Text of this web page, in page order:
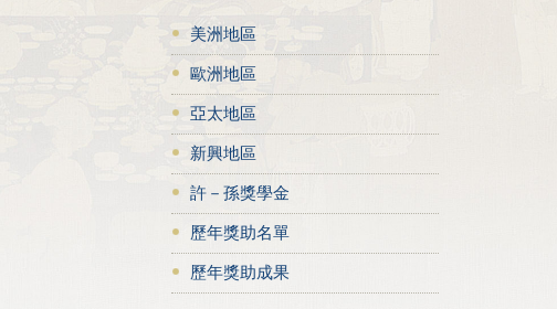
美洲地區
歐洲地區
亞太地區
新興地區
許－孫獎學金
歷年獎助名單
歷年獎助成果